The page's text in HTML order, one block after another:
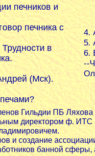
печников и
печника с
в
(Мск).
4.
5.
6.
--
Гильдии ПБ Ляхова
директором ф. ИТС
и создание
банной сферы,